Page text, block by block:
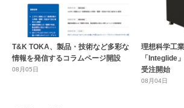
T&K TOKA、製品・技術など多彩な
情報を発信するコラムページ開設
08月05日
理想科学工
「Integlide
受注開始
08月04日